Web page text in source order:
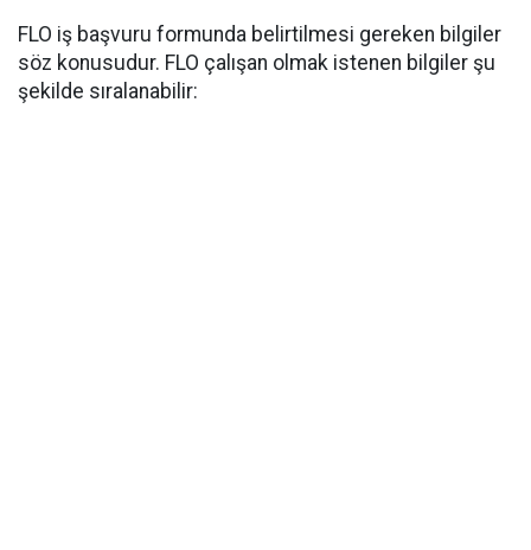
FLO iş başvuru formunda belirtilmesi gereken bilgiler
söz konusudur. FLO çalışan olmak istenen bilgiler şu
şekilde sıralanabilir: